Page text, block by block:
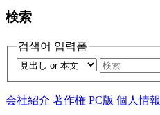
検索
검색어 입력폼
会社紹介 著作権 PC版 個人情報